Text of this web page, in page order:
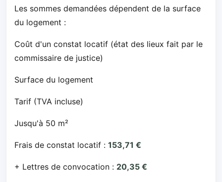
Les sommes demandées dépendent de la surface
du logement :
Coût d'un constat locatif (état des lieux fait par le
commissaire de justice)
Surface du logement
Tarif (TVA incluse)
Jusqu'à 50 m²
Frais de constat locatif : 153,71 €
+ Lettres de convocation : 20,35 €